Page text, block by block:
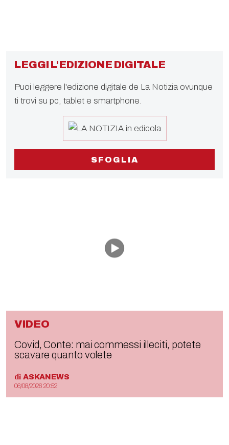
LEGGI L'EDIZIONE DIGITALE
Puoi leggere l'edizione digitale de La Notizia ovunque
ti trovi su pc, tablet e smartphone.
SFOGLIA
VIDEO
Covid, Conte: mai commessi illeciti, potete
scavare quanto volete
di ASKANEWS
06/08/2026 20:52